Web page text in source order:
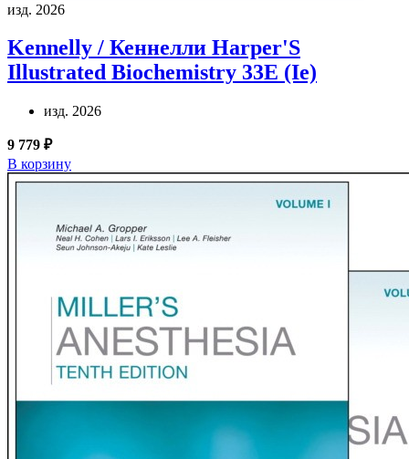
изд. 2026
Kennelly / Кеннелли Harper'S
Illustrated Biochemistry 33E (Ie)
изд. 2026
9 779 ₽
В корзину